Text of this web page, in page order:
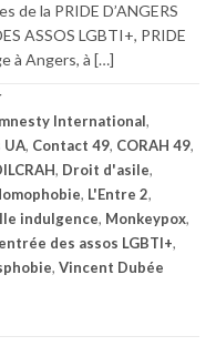
de la PRIDE D’ANGERS
ASSOS LGBTI+, PRIDE
à Angers, à […]
International,
UA, Contact 49, CORAH 49,
, Droit d'asile,
, L'Entre 2,
indulgence, Monkeypox,
des assos LGBTI+,
, Vincent Dubée